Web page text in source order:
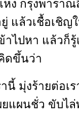
ห่ง กรุงพาราณ
แล้วเชื้อเชิญ
าไปหา แล้วก็
ดขึ้นว่า
นี้ มุ่งร้ายต่อเ
ยแผนชั่ว ขับไ